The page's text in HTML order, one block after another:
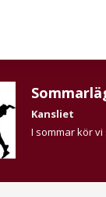
Kansliet
I sommar kör vi